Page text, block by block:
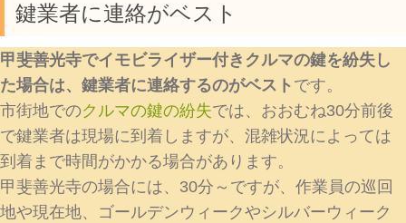
鍵業者に連絡がベスト
甲斐善光寺でイモビライザー付きクルマの鍵を紛失し
た場合は、鍵業者に連絡するのがベスト です。
市街地でのクルマの鍵の紛失では、おおむね30分前後
で鍵業者は現場に到着しますが、混雑状況によっては
到着まで時間がかかる場合があります。
甲斐善光寺の場合には、30分～ですが、作業員の巡回
地や現在地、ゴールデンウィークやシルバーウィーク